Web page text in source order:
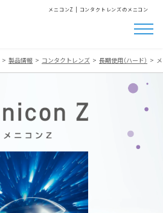
メニコンZ | コンタクトレンズのメニコン
製品情報 コンタクトレンズ 長期使用（ハード）